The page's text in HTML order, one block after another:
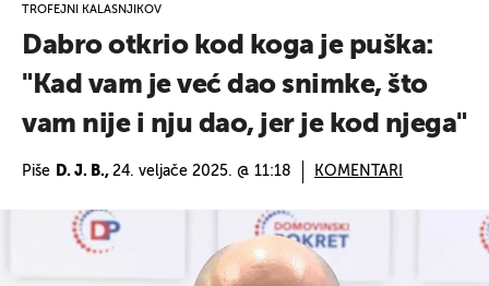
TROFEJNI KALAŠNJIKOV
Dabro otkrio kod koga je puška:
"Kad vam je već dao snimke, što
vam nije i nju dao, jer je kod njega"
Piše D. J. B., 24. veljače 2025. @ 11:18 KOMENTARI